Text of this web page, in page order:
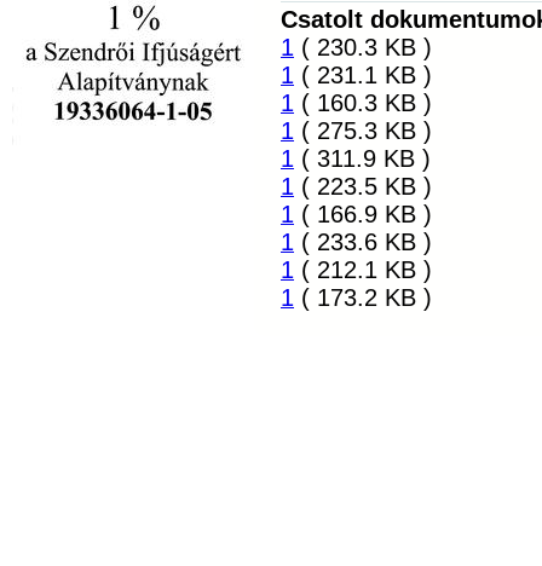
Csatolt
1 ( 230.3 KB )
1 ( 231.1 KB )
1 ( 160.3 KB )
1 ( 275.3 KB )
1 ( 311.9 KB )
1 ( 223.5 KB )
1 ( 166.9 KB )
1 ( 233.6 KB )
1 ( 212.1 KB )
1 ( 173.2 KB )